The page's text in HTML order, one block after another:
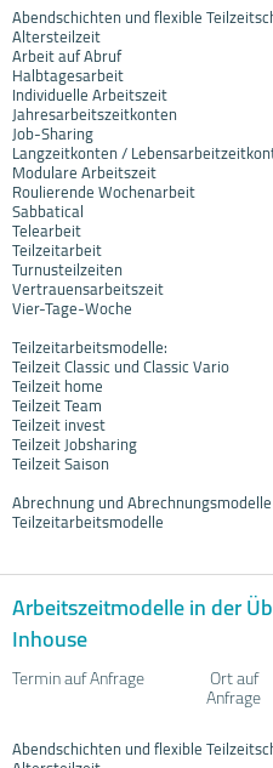
Abendschichten und flexible
Altersteilzeit
Arbeit auf Abruf
Halbtagesarbeit
Individuelle Arbeitszeit
Jahresarbeitszeitkonten
Job-Sharing
Langzeitkonten /
Modulare Arbeitszeit
Roulierende Wochenarbeit
Sabbatical
Telearbeit
Teilzeitarbeit
Turnusteilzeiten
Vertrauensarbeitszeit
Vier-Tage-Woche
Teilzeitarbeitsmodelle:
Teilzeit Classic und Classic Vario
Teilzeit home
Teilzeit Team
Teilzeit invest
Teilzeit Jobsharing
Teilzeit Saison
Abrechnung und
Teilzeitarbeitsmodelle
Arbeitszeitmodelle in der
Inhouse
Termin auf Anfrage Ort auf
Anfrage
Abendschichten und flexible